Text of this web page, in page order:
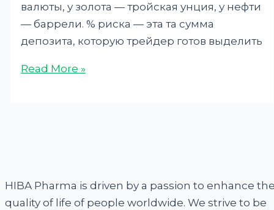
валюты, у золота — тройская унция, у нефти
— баррели. % риска — эта та сумма
депозита, которую трейдер готов выделить
Read More »
HIBA Pharma is driven by a passion to enhance
quality of life of people worldwide. We strive to be